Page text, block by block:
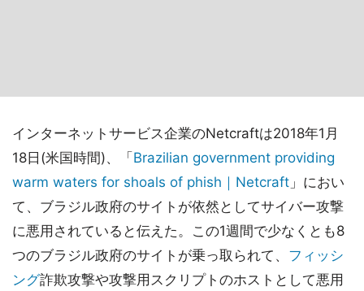
インターネットサービス企業のNetcraftは2018年1月
18日(米国時間)、「 Brazilian government providing
warm waters for shoals of phish｜Netcraft 」におい
て、ブラジル政府のサイトが依然としてサイバー攻撃
に悪用されていると伝えた。この1週間で少なくとも8
つのブラジル政府のサイトが乗っ取られて、 フィッシ
ング詐欺攻撃や攻撃用スクリプトのホストとして悪用